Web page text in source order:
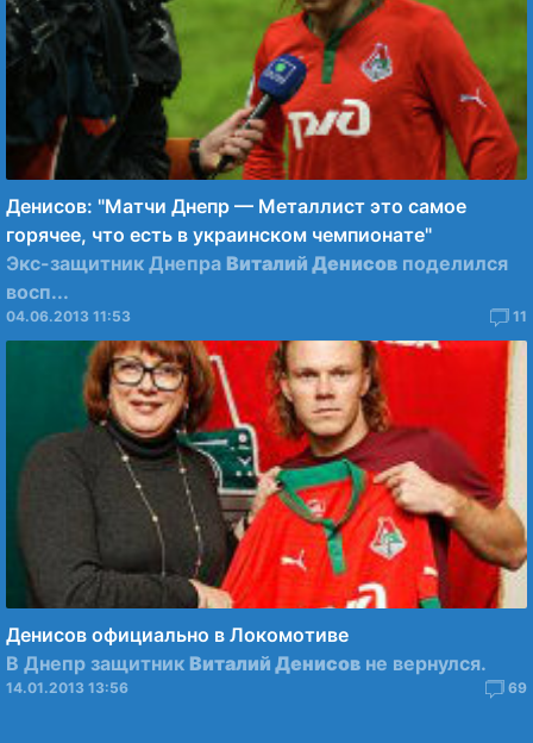
Денисов: "Матчи Днепр — Металлист это самое
горячее, что есть в украинском чемпионате"
Экс-защитник Днепра Виталий Денисов поделился
восп...
04.06.2013 11:53 11
Денисов официально в Локомотиве
В Днепр защитник Виталий Денисов не вернулся.
14.01.2013 13:56 69